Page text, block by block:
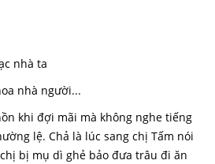
nhà ta
nhà người...
khi đợi mãi mà không nghe tiếng
lệ. Chả là lúc sang chị Tấm nói
bị mụ dì ghẻ bảo đưa trâu đi ăn